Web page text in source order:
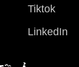
Tiktok
LinkedIn